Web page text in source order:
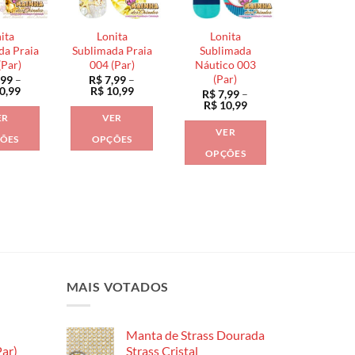
ser
podem
ser
escolhidas
na
página
produto
opções
ser
escolhidas
na
página
produto
Praia
–
Faixa
Lonita
Sublimada Praia
004 (Par)
R$7,99 –
R$10,99Faixa
VER
OPÇÕES
podem
na
Lonita
Sublimada
Náutico 003
(Par)
R$7,99 –
R$10,99Faixa
VER
OPÇÕES
escolhidas
MAIS VOTADOS
Manta de Strass Dourada
Strass Cristal